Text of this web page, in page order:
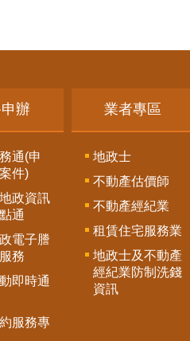
辦
通(申
件)
政資訊
通
電子謄
務
即時通
服務專
業者專區
地政士
不動產估價師
不動產經紀業
租賃住宅服務業
地政士及不動產
經紀業防制洗錢
資訊